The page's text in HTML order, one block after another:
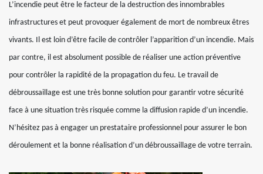
L’incendie peut être le facteur de la destruction des innombrables
infrastructures et peut provoquer également de mort de nombreux êtres
vivants. Il est loin d’être facile de contrôler l’apparition d’un incendie. Mais
par contre, il est absolument possible de réaliser une action préventive
pour contrôler la rapidité de la propagation du feu. Le travail de
débroussaillage est une très bonne solution pour garantir votre sécurité
face à une situation très risquée comme la diffusion rapide d’un incendie.
N’hésitez pas à engager un prestataire professionnel pour assurer le bon
déroulement et la bonne réalisation d’un débroussaillage de votre terrain.